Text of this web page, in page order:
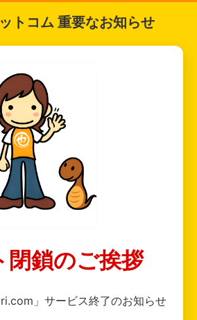
トコム 重要なお知らせ
閉鎖のご挨拶
」サービス終了のお知らせ